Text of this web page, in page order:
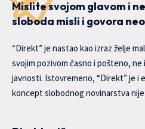
Mislite svojom glavom i
sloboda misli i govora
“Direkt” je nastao kao izraz želje
svojim pozivom časno i pošteno,
javnosti. Istovremeno, “Direkt” je i
koncept slobodnog novinarstva